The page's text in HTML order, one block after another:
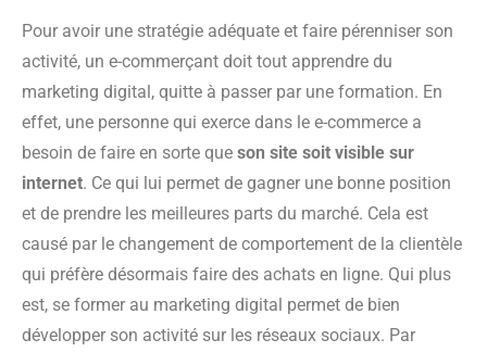
Pour avoir une stratégie adéquate et faire pérenniser son
activité, un e-commerçant doit tout apprendre du
marketing digital, quitte à passer par une formation. En
effet, une personne qui exerce dans le e-commerce a
besoin de faire en sorte que son site soit visible sur
internet. Ce qui lui permet de gagner une bonne position
et de prendre les meilleures parts du marché. Cela est
causé par le changement de comportement de la clientèle
qui préfère désormais faire des achats en ligne. Qui plus
est, se former au marketing digital permet de bien
développer son activité sur les réseaux sociaux. Par